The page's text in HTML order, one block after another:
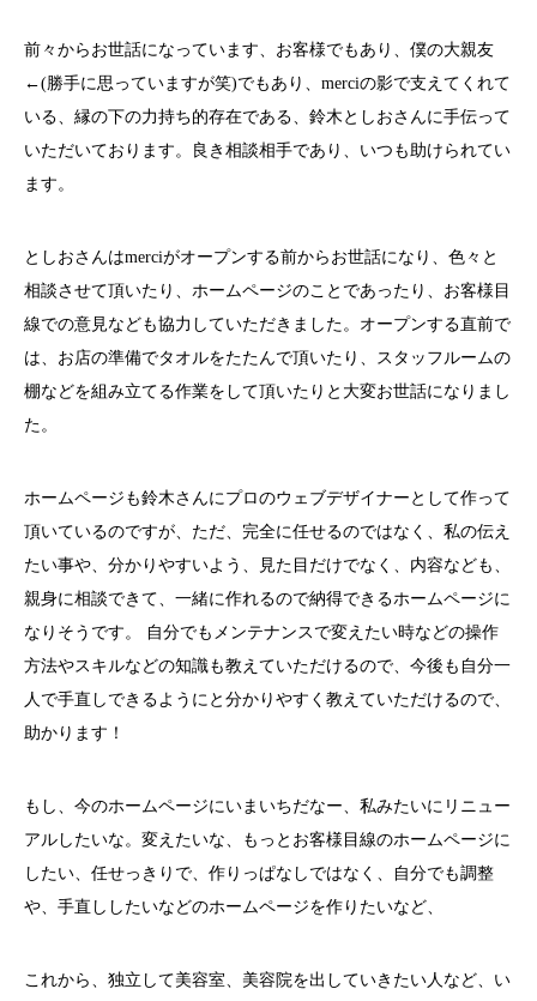
前々からお世話になっています、お客様でもあり、僕の大親友
←(勝手に思っていますが笑)でもあり、merciの影で支えてくれて
いる、縁の下の力持ち的存在である、鈴木としおさんに手伝って
いただいております。良き相談相手であり、いつも助けられてい
ます。
としおさんはmerciがオープンする前からお世話になり、色々と
相談させて頂いたり、ホームページのことであったり、お客様目
線での意見なども協力していただきました。オープンする直前で
は、お店の準備でタオルをたたんで頂いたり、スタッフルームの
棚などを組み立てる作業をして頂いたりと大変お世話になりまし
た。
ホームページも鈴木さんにプロのウェブデザイナーとして作って
頂いているのですが、ただ、完全に任せるのではなく、私の伝え
たい事や、分かりやすいよう、見た目だけでなく、内容なども、
親身に相談できて、一緒に作れるので納得できるホームページに
なりそうです。 自分でもメンテナンスで変えたい時などの操作
方法やスキルなどの知識も教えていただけるので、今後も自分一
人で手直しできるようにと分かりやすく教えていただけるので、
助かります！
もし、今のホームページにいまいちだなー、私みたいにリニュー
アルしたいな。変えたいな、もっとお客様目線のホームページに
したい、任せっきりで、作りっぱなしではなく、自分でも調整
や、手直ししたいなどのホームページを作りたいなど、
これから、独立して美容室、美容院を出していきたい人など、い